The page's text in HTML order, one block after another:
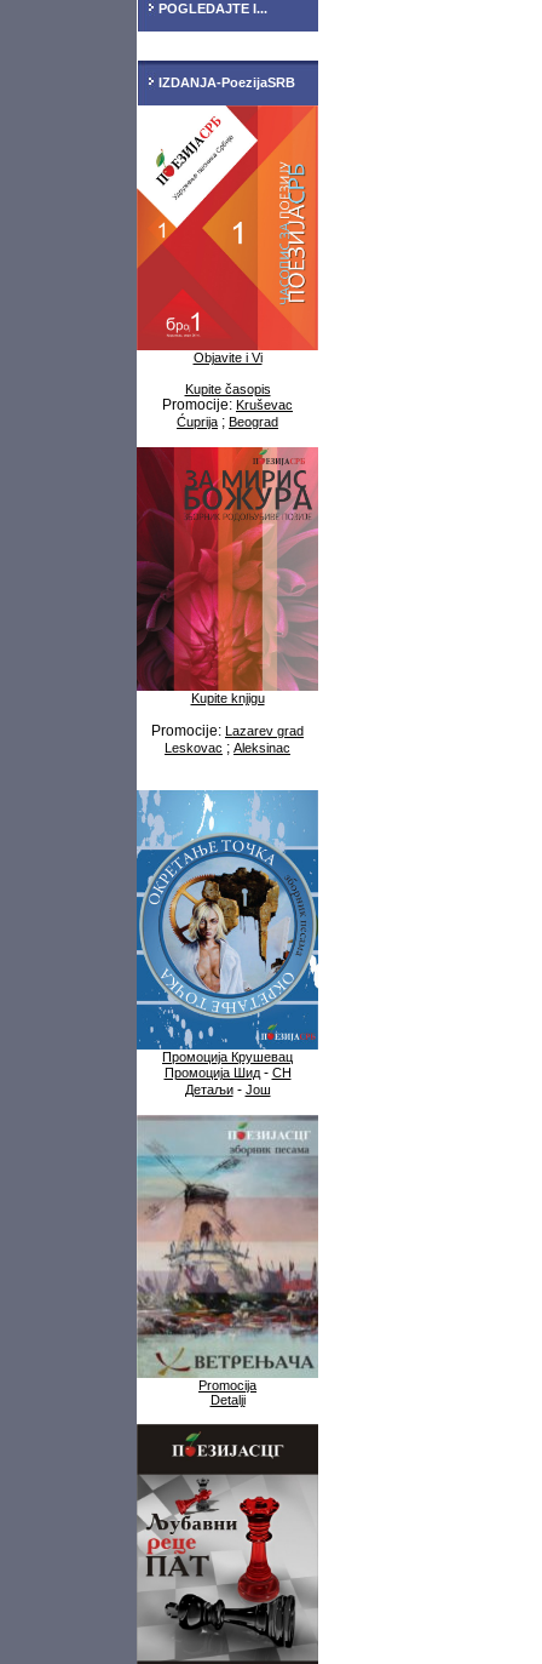
POGLEDAJTE I...
IZDANJA-PoezijaSRB
Objavite i Vi
Kupite časopis
Promocije: Kruševac
Ćuprija ; Beograd
Kupite knjigu
Promocije: Lazarev grad
Leskovac ; Aleksinac
Промоција Крушевац
Промоција Шид- СН
Детаљи- Још
Promocija
Detalji